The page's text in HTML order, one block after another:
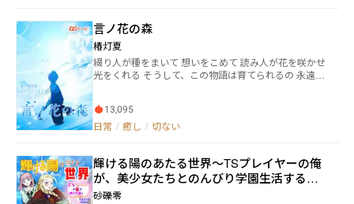
は業を煮やした足立さんに、二人をくっつける手助け
をしてほしいと頼まれて……！？
言ノ花の森
椿灯夏
綴り人が種をまいて 想いをこめて 読み人が花を咲かせ
光をくれる そうして、この物語は育てられるの 永遠に
しているものの、木漏れ陽でありますように……。 料
理を選ぶように、お好きなものから選ぶのも楽しみの
えたり追加したりしてます。 ◆時々更新 ◆ファンタ
ジーあり
13,095
日常 / 癒し / 切ない
輝ける陽のあたる世界～TSプレイヤーの俺
が、美少女たちとのんびり学園生活するだ
けのVRMMO～
砂礫零